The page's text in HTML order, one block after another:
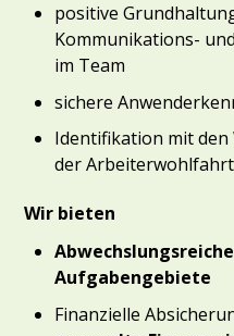
positive
Kommunikations-
im Team
sichere
Identifikation mit den
der Arbeiterwohlfahrt
Wir bieten
Aufgabengebiete
Finanzielle